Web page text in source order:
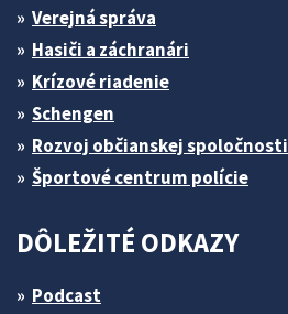
Verejná správa
Hasiči a záchranári
Krízové riadenie
Schengen
Rozvoj občianskej spoločnosti
Športové centrum polície
DÔLEŽITÉ ODKAZY
Podcast